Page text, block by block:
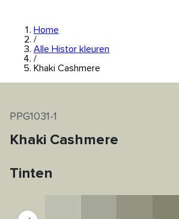
Home
/
Alle Histor kleuren
/
Khaki Cashmere
PPG1031-1
Khaki Cashmere
Tinten